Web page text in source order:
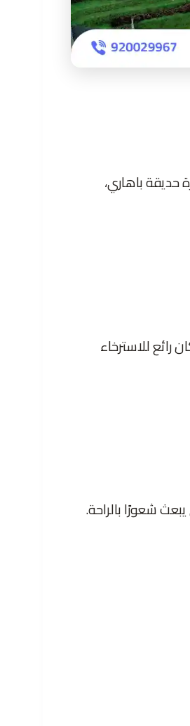
حديقة باهاري،
رائع للاسترخاء
شعورًا بالراحة.